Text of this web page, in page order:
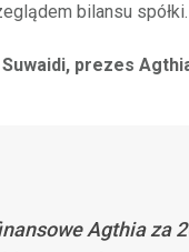
bilansu spółki.
prezes
Agthia za